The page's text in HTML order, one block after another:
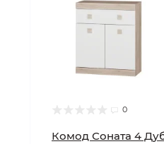
0
Комод Соната 4